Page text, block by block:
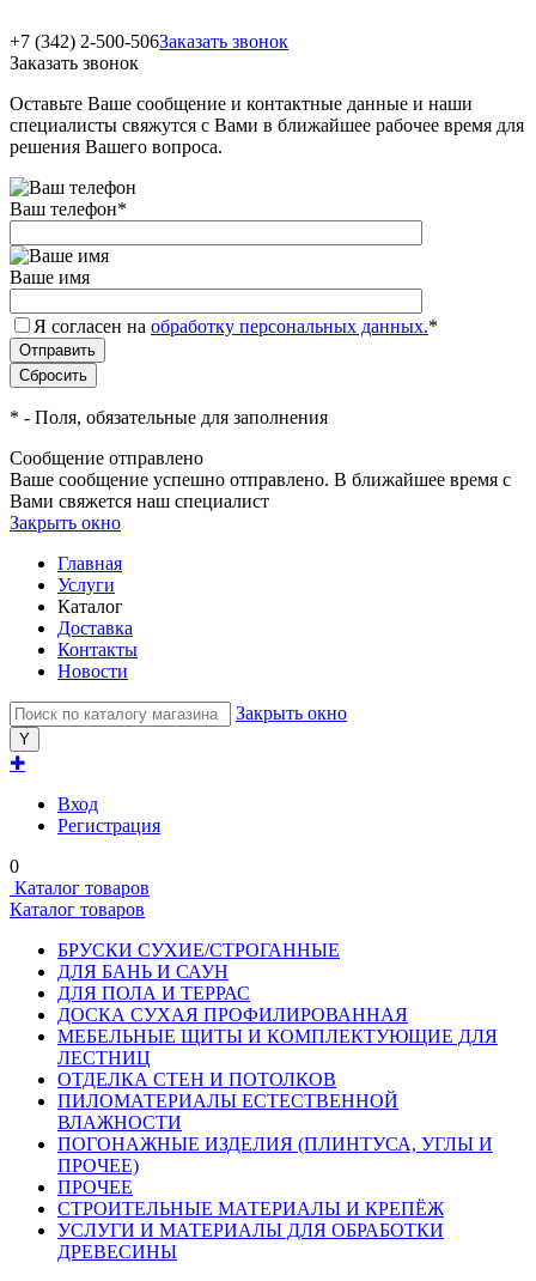
+7 (342) 2-500-506Заказать звонок
Заказать звонок
Оставьте Ваше сообщение и контактные данные и наши
специалисты свяжутся с Вами в ближайшее рабочее время для
решения Вашего вопроса.
Ваш телефон*
Ваше имя
Я согласен на обработку персональных данных.*
* - Поля, обязательные для заполнения
Сообщение отправлено
Ваше сообщение успешно отправлено. В ближайшее время с
Вами свяжется наш специалист
Закрыть окно
Главная
Услуги
Каталог
Доставка
Контакты
Новости
Закрыть окно
✚
Вход
Регистрация
0
Каталог товаров
Каталог товаров
БРУСКИ СУХИЕ/СТРОГАННЫЕ
ДЛЯ БАНЬ И САУН
ДЛЯ ПОЛА И ТЕРРАС
ДОСКА СУХАЯ ПРОФИЛИРОВАННАЯ
МЕБЕЛЬНЫЕ ЩИТЫ И КОМПЛЕКТУЮЩИЕ ДЛЯ
ЛЕСТНИЦ
ОТДЕЛКА СТЕН И ПОТОЛКОВ
ПИЛОМАТЕРИАЛЫ ЕСТЕСТВЕННОЙ
ВЛАЖНОСТИ
ПОГОНАЖНЫЕ ИЗДЕЛИЯ (ПЛИНТУСА, УГЛЫ И
ПРОЧЕЕ)
ПРОЧЕЕ
СТРОИТЕЛЬНЫЕ МАТЕРИАЛЫ И КРЕПЁЖ
УСЛУГИ И МАТЕРИАЛЫ ДЛЯ ОБРАБОТКИ
ДРЕВЕСИНЫ